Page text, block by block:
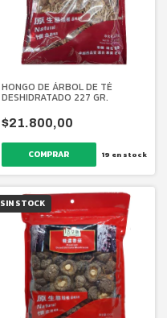
HONGO DE ÁRBOL DE TÉ
DESHIDRATADO 227 GR.
$21.800,00
19 en stock
SIN STOCK